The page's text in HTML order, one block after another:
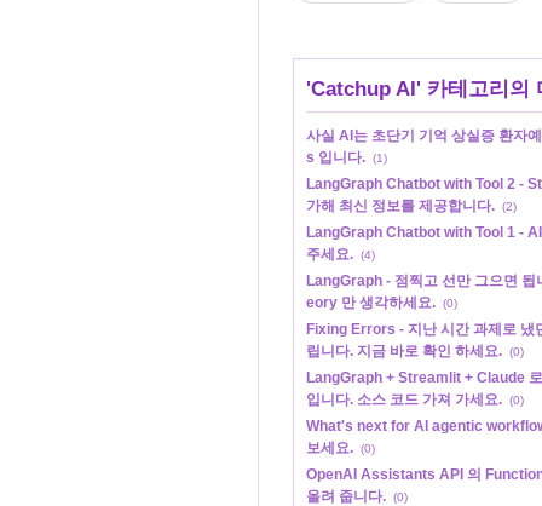
'Catchup AI' 카테고리의
사실 AI는 초단기 기억 상실증 환자
s 입니다. (1)
LangGraph Chatbot with Tool 2 -
가해 최신 정보를 제공합니다. (2)
LangGraph Chatbot with Tool 1 -
주세요. (4)
LangGraph - 점찍고 선만 그으면
eory 만 생각하세요. (0)
Fixing Errors - 지난 시간 과제로 냈
립니다. 지금 바로 확인 하세요. (0)
LangGraph + Streamlit + Claude
입니다. 소스 코드 가져 가세요. (0)
What's next for AI agentic
보세요. (0)
OpenAI Assistants API 의
올려 줍니다. (0)